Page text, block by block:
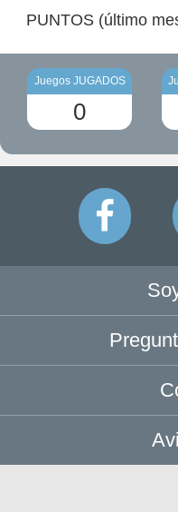
PUNTOS (último
Juegos JUGADOS
0